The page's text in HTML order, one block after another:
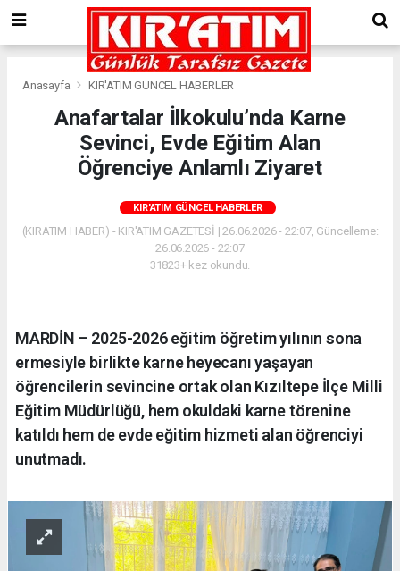
Anasayfa KIR'ATIM GÜNCEL HABERLER
Anafartalar İlkokulu’nda Karne
Sevinci, Evde Eğitim Alan
Öğrenciye Anlamlı Ziyaret
KIR'ATIM GÜNCEL HABERLER
(KIRATIM HABER) - KIR'ATIM GAZETESİ | 26.06.2026 - 22:07, Güncelleme:
26.06.2026 - 22:07
31823+ kez okundu.
MARDİN – 2025-2026 eğitim öğretim yılının sona
ermesiyle birlikte karne heyecanı yaşayan
öğrencilerin sevincine ortak olan Kızıltepe İlçe Milli
Eğitim Müdürlüğü, hem okuldaki karne törenine
katıldı hem de evde eğitim hizmeti alan öğrenciyi
unutmadı.